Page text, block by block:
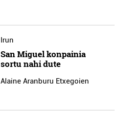
Irun
San Miguel konpainia
sortu nahi dute
Alaine Aranburu Etxegoien